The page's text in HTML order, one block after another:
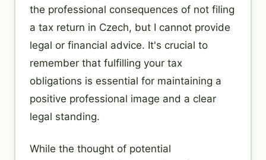
the professional consequences of not filing
a tax return in Czech, but I cannot provide
legal or financial advice. It's crucial to
remember that fulfilling your tax
obligations is essential for maintaining a
positive professional image and a clear
legal standing.
While the thought of potential